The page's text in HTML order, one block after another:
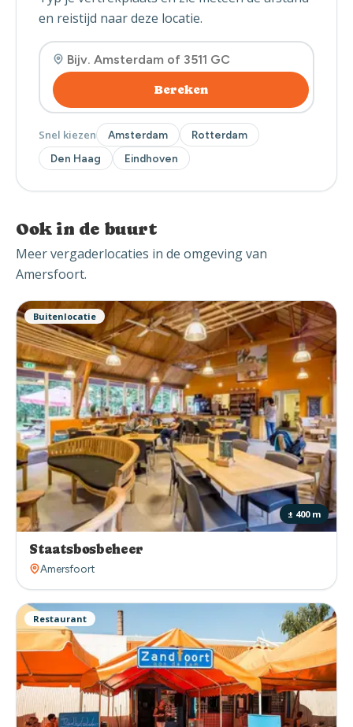
en reistijd naar deze locatie.
Bereken
Snel kiezen Amsterdam
Rotterdam
Den Haag
Eindhoven
Ook in de buurt
Meer vergaderlocaties in de omgeving van
Amersfoort.
Buitenlocatie
± 400 m
Staatsbosbeheer
Amersfoort
Restaurant